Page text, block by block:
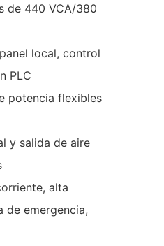
de 440 VCA/380
local, control
PLC
potencia flexibles
y salida de aire
alta
de emergencia,